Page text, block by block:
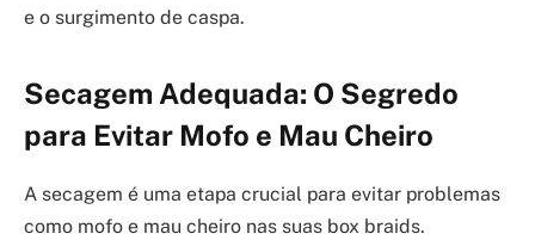
e o surgimento de caspa.
Secagem Adequada: O Segredo
para Evitar Mofo e Mau Cheiro
A secagem é uma etapa crucial para evitar problemas
como mofo e mau cheiro nas suas box braids.